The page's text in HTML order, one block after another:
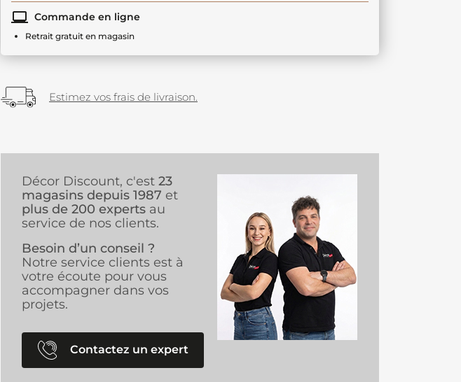
Commande en ligne
Retrait gratuit en magasin
Estimez vos frais de livraison.
Décor Discount, c'est 23
magasins depuis 1987 et
plus de 200 experts au
service de nos clients.
Besoin d’un conseil ?
Notre service clients est à
votre écoute pour vous
accompagner dans vos
projets.
Contactez un expert